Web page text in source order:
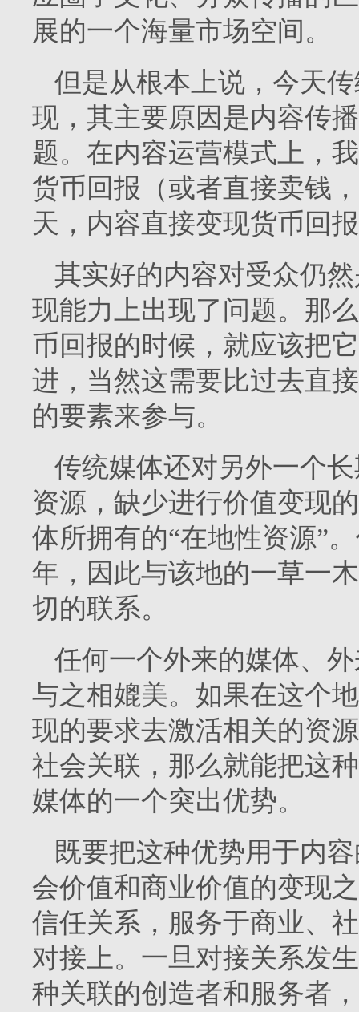
展的一个海量市场空间。
但是从根本上说，今天
现，其主要原因是内容传
题。在内容运营模式上，
货币回报（或者直接卖钱
天，内容直接变现货币回
其实好的内容对受众仍
现能力上出现了问题。那
币回报的时候，就应该把
进，当然这需要比过去直
的要素来参与。
传统媒体还对另外一个
资源，缺少进行价值变现
体所拥有的“在地性资源”
年，因此与该地的一草一
切的联系。
任何一个外来的媒体、
与之相媲美。如果在这个
现的要求去激活相关的资
社会关联，那么就能把这
媒体的一个突出优势。
既要把这种优势用于内
会价值和商业价值的变现
信任关系，服务于商业、
对接上。一旦对接关系发
种关联的创造者和服务者